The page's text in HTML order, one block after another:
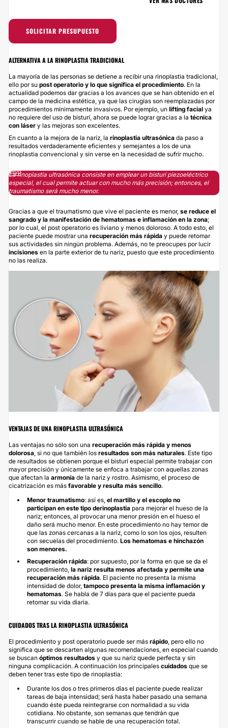
SOLICITAR PRESUPUESTO
ALTERNATIVA A LA RINOPLASTIA TRADICIONAL
La mayoría de las personas se detiene a recibir una rinoplastia tradicional,
ello por su post operatorio y lo que significa el procedimiento. En la
actualidad podemos dar gracias a los avances que se han obtenido en el
campo de la medicina estética, ya que las cirugías son reemplazadas por
procedimientos mínimamente invasivos. Por ejemplo, un lifting facial ya
no requiere del uso de bisturí, ahora se puede lograr gracias a la técnica
con láser y las mejoras son excelentes.
En cuanto a la mejora de la nariz, la rinoplastia ultrasónica da paso a
resultados verdaderamente eficientes y semejantes a los de una
rinoplastia convencional y sin verse en la necesidad de sufrir mucho.
La rinoplastia ultrasónica consiste en emplear un bisturí piezoeléctrico
especial, el cual permite actuar con mucho más precisión; entonces, el
traumatismo será mucho menor.
Gracias a que el traumatismo que vive el paciente es menor, se reduce el
sangrado y la manifestación de hematomas e inflamación en la zona;
por lo cual, el post operatorio es liviano y menos doloroso. A todo esto, el
paciente puede mostrar una recuperación más rápida y puede retomar
sus actividades sin ningún problema. Además, no te preocupes por lucir
incisiones en la parte exterior de tu nariz, puesto que este procedimiento
no las realiza.
VENTAJAS DE UNA RINOPLASTIA ULTRASÓNICA
Las ventajas no sólo son una recuperación más rápida y menos
dolorosa , si no que también los resultados son más naturales. Este tipo
de resultados se obtienen porque el bisturí especial permite trabajar con
mayor precisión y únicamente se enfoca a trabajar con aquellas zonas
que afectan la armonía de la nariz y rostro. Asimismo, el proceso de
cicatrización es más favorable y resulta más sencillo.
Menor traumatismo: así es, el martillo y el escoplo no
participan en este tipo derinoplastia para mejorar el hueso de la
nariz; entonces, al provocar una menor presión en el hueso el
daño será mucho menor. En este procedimiento no hay temor de
que las zonas cercanas a la nariz, como lo son los ojos, resulten
con secuelas del procedimiento. Los hematomas e hinchazón
son menores.
Recuperación rápida: por supuesto, por la forma en que se da el
procedimiento, la nariz resulta menos afectada y permite una
recuperación más rápida. El paciente no presenta la misma
intensidad de dolor, tampoco presenta la misma inflamación y
hematomas. Se habla de 7 días para que el paciente pueda
retomar su vida diaria.
CUIDADOS TRAS LA RINOPLASTIA ULTRASÓNICA
El procedimiento y post operatorio puede ser más rápido , pero ello no
significa que se descarten algunas recomendaciones, en especial cuando
se buscan óptimos resultados y que su nariz quede perfecta y sin
ninguna complicación. A continuación los principales cuidados que se
deben tener tras este tipo de rinoplastia:
Durante los dos o tres primeros días el paciente puede realizar
tareas de baja intensidad; será hasta haber pasado una semana
cuando éste pueda reintegrarse con normalidad a su vida
cotidiana. No obstante, son semanas que tendrán que
transcurrir cuando se hable de una recuperación total.